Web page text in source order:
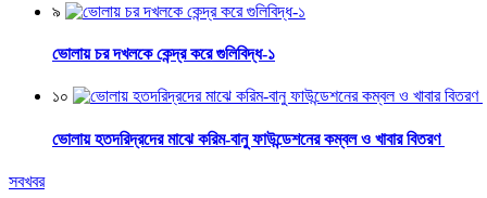
৯
ভোলায় চর দখলকে কেন্দ্র করে গুলিবিদ্ধ-১
১০
ভোলায় হতদরিদ্রদের মাঝে করিম-বানু ফাউন্ডেশনের কম্বল ও খাবার বিতরণ
সবখবর